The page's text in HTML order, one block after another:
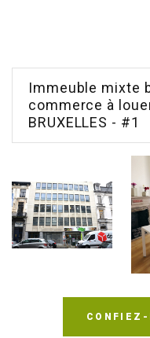
Immeuble mixte
commerce à
BRUXELLES - #1
CONFIEZ-